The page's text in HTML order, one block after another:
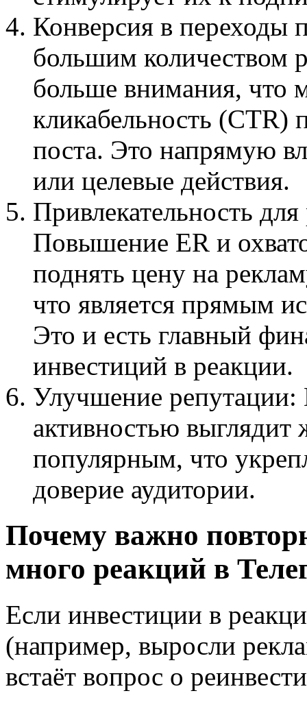
Конверсия в переходы
большим количеством
больше внимания, что
кликабельность (CTR)
поста. Это напрямую
или целевые действия.
Привлекательность
Повышение ER и
поднять цену на
что является прямым
Это и есть главный
инвестиций в реакции.
Улучшение репутации:
активностью
популярным, что
доверие аудитории.
Почему важно
много реакций в
Если инвестиции в
(например, выросли
встаёт вопрос о